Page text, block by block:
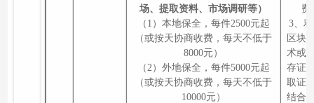
场、提取资料、市场调研等）
（1）本地保全，每件2500元起
（或按天协商收费，每天不低于
8000元）
（2）外地保全，每件5000元起
（或按天协商收费，每天不低于
10000元）
费
3、
区块
术或
存证
取证
结合